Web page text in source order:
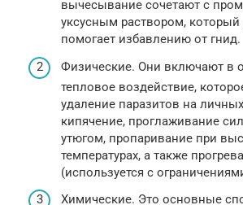
вычесывание сочетают с
уксусным раствором, который
помогает избавлению от гнид.
Физические. Они включают в
тепловое воздействие,
удаление паразитов на
кипячение, проглаживание
утюгом, пропаривание при
температурах, а также
(используется с
Химические. Это основные